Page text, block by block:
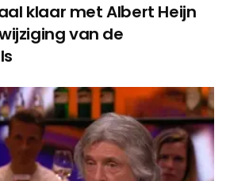
klaar met Albert Heijn
van de